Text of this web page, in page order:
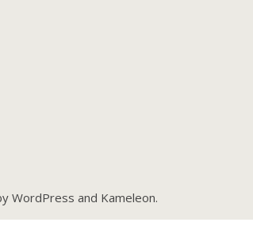
WordPress and Kameleon.